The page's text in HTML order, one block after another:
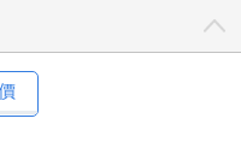
いい 4．ゆるい